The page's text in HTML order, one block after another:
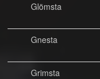
Glömsta
Gnesta
Grimsta